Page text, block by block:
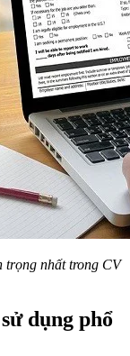
trọng nhất trong CV
dụng phổ